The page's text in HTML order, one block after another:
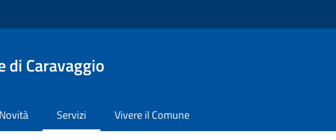
di Caravaggio
Novità Servizi Vivere il Comune